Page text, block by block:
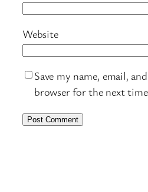
Website
Save my name, email,
browser for the next